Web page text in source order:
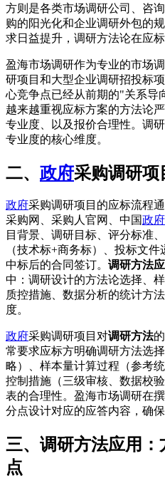
方则是各类市场调研公司、咨
购的阳光化和企业调研外包的
求日益提升，调研方法论在应
盈海市场调研作为专业的市场
研项目和大型企业调研招投标
心竞争点已经从前期的"关系
越来越重视应标方案的方法论
专业度、以及报价合理性。调
专业度的核心维度。
二、 政府采购调研项
政府采购调研项目的应标流程
采购网、采购人官网、中国政府
目背景、调研目标、评分标准
（技术标+商务标）、投标文
中标后的合同签订。 调研方法
中：调研设计的方法论选择、
质控措施、数据分析的统计方
度。
政府采购调研项目对调研方法
常要求应标方明确调研方法选
略）、样本量计算过程（参考
控制措施（三级审核、数据校
表的合理性。盈海市场调研在
分点设计对应的应答内容，确
三、调研方法应用
点